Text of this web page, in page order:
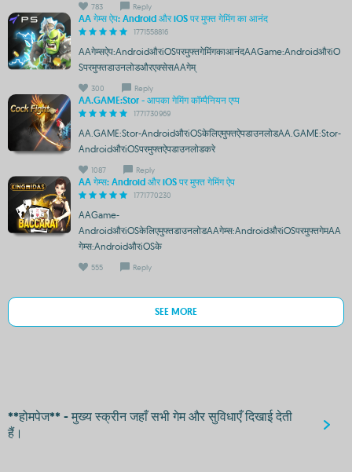
783 Reply
AA गेम्स ऐप: Android और iOS पर मुफ्त गेमिंग का आनंद
1771558816
AAगेम्सऐप:AndroidऔरiOSपरमुफ्तगेमिंगकाआनंदAAGame:AndroidऔरiO
Sपरमुफ्तडाउनलोडऔरएक्सेसAAगेम्
300 Reply
AA.GAME:Stor - आपका गेमिंग कॉम्पैनियन एप्प
1771730969
AA.GAME:Stor-AndroidऔरiOSकेलिएमुफ्तऐपडाउनलोडAA.GAME:Stor-
AndroidऔरiOSपरमुफ्तऐपडाउनलोडकरे
1087 Reply
AA गेम्स: Android और iOS पर मुफ्त गेमिंग ऐप
1771770230
AAGame-
AndroidऔरiOSकेलिएमुफ्तडाउनलोडAAगेम्स:AndroidऔरiOSपरमुफ्तगेमAA
गेम्स:AndroidऔरiOSके
555 Reply
SEE MORE
**होमपेज** - मुख्य स्क्रीन जहाँ सभी गेम और सुविधाएँ दिखाई देती
हैं।